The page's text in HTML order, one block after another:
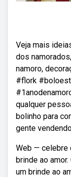
Veja mais
dos
namoro,
#flork
qualquer
bolinho para
gente
Web — celebre
brinde ao
um brinde ao